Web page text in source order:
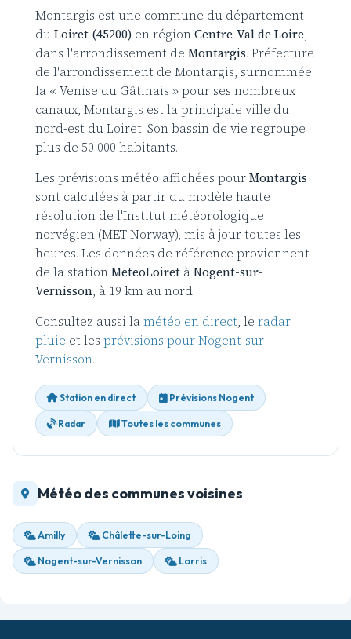
Montargis est une commune du département
duLoiret (45200) en régionCentre-Val de Loire,
dans l'arrondissement de Montargis. Préfecture
de l'arrondissement de Montargis, surnommée
la « Venise du Gâtinais » pour ses nombreux
canaux, Montargis est la principale ville du
nord-est du Loiret. Son bassin de vie regroupe
plus de 50 000 habitants.
Les prévisions météo affichées pourMontargis
sont calculées à partir du modèle haute
résolution de l'Institut météorologique
norvégien (MET Norway), mis à jour toutes les
heures. Les données de référence proviennent
de la stationMeteoLoiret àNogent-sur-
Vernisson, à 19 km au nord.
Consultez aussi lamétéo en direct, le radar
pluie et les prévisions pour Nogent-sur-
Vernisson.
Station en direct Prévisions Nogent
Radar Toutes les communes
Météo des communes voisines
Amilly Châlette-sur-Loing
Nogent-sur-Vernisson Lorris